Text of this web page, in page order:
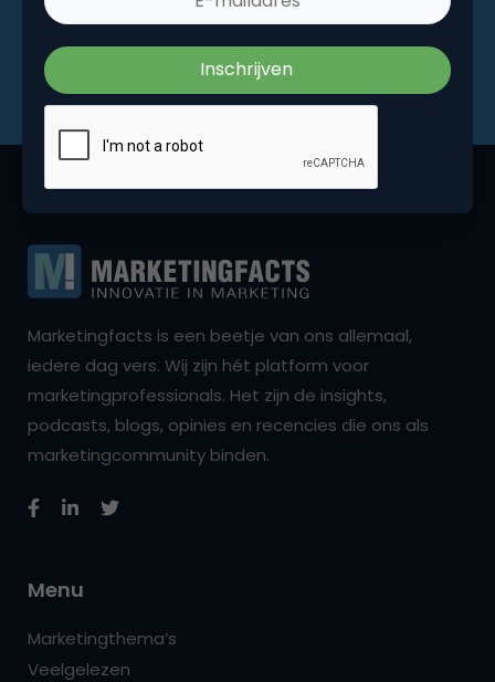
Marketingfacts is een beetje van ons allemaal,
iedere dag vers. Wij zijn hét platform voor
marketingprofessionals. Het zijn de insights,
podcasts, blogs, opinies en recencies die ons als
marketingcommunity binden.
Menu
Marketingthema’s
Veelgelezen